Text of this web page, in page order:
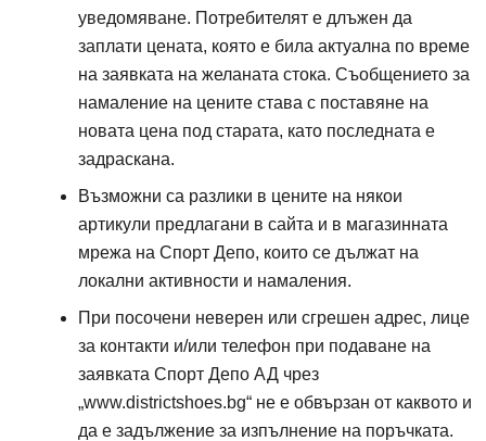
уведомяване. Потребителят е длъжен да
заплати цената, която е била актуална по време
на заявката на желаната стока. Съобщението за
намаление на цените става с поставяне на
новата цена под старата, като последната е
задраскана.
Възможни са разлики в цените на някои
артикули предлагани в сайта и в магазинната
мрежа на Спорт Депо, които се дължат на
локални активности и намаления.
При посочени неверен или сгрешен адрес, лице
за контакти и/или телефон при подаване на
заявката Спорт Депо АД Спорт депо А ДЕ
чрез
„www.districtshoes.bg“ не е обвързан от каквото и
да е задължение за изпълнение на поръчката.